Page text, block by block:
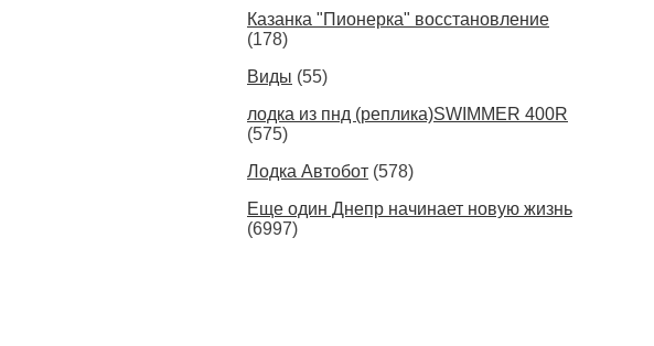
Казанка "Пионерка" восстановление
(178)
Виды (55)
лодка из пнд (реплика)SWIMMER 400R
(575)
Лодка Автобот (578)
Еще один Днепр начинает новую жизнь
(6997)